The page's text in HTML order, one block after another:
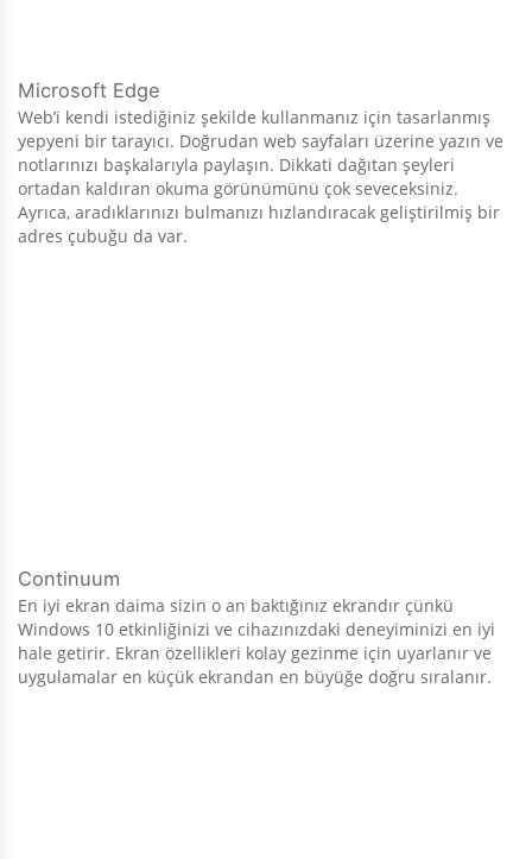
Microsoft Edge
Web’i kendi istediğiniz şekilde kullanmanız için tasarlanmış
yepyeni bir tarayıcı. Doğrudan web sayfaları üzerine yazın ve
notlarınızı başkalarıyla paylaşın. Dikkati dağıtan şeyleri
ortadan kaldıran okuma görünümünü çok seveceksiniz.
Ayrıca, aradıklarınızı bulmanızı hızlandıracak geliştirilmiş bir
adres çubuğu da var.
Continuum
En iyi ekran daima sizin o an baktığınız ekrandır çünkü
Windows 10 etkinliğinizi ve cihazınızdaki deneyiminizi en iyi
hale getirir. Ekran özellikleri kolay gezinme için uyarlanır ve
uygulamalar en küçük ekrandan en büyüğe doğru sıralanır.